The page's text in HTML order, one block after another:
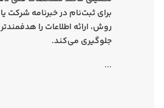
برای ثبت‌نام در خبرنامه
روش، ارائه اطلاعات را
جلوگیری می‌کند.
...